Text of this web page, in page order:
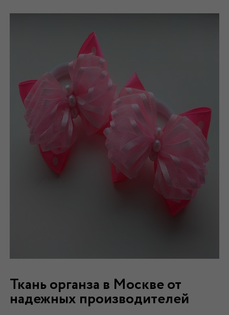
Ткань органза в Москве от
надежных производителей